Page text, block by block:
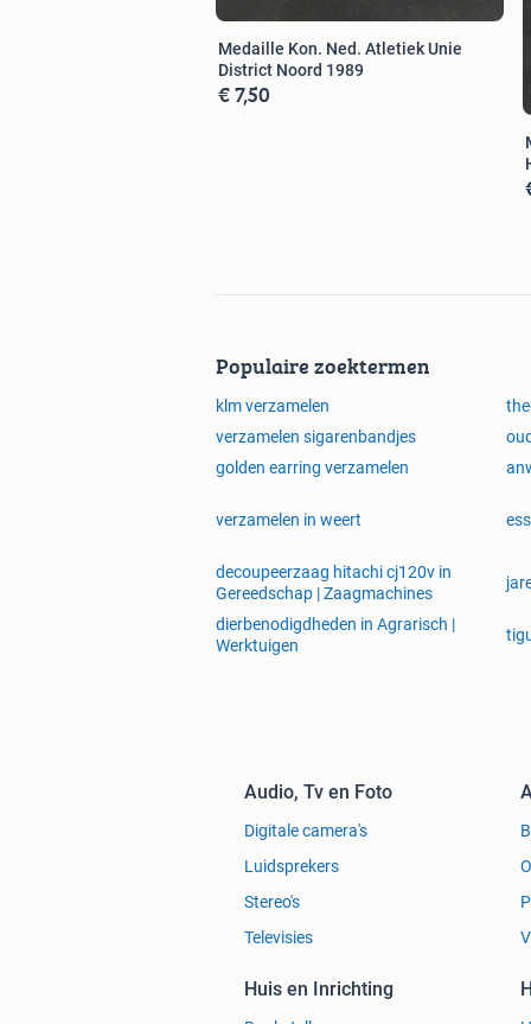
Medaille Kon. Ned. Atletiek Unie
District Noord 1989
€ 7,50
Populaire zoektermen
klm verzamelen
verzamelen sigarenbandjes
golden earring verzamelen
verzamelen in weert
decoupeerzaag hitachi cj120v in
Gereedschap | Zaagmachines
dierbenodigdheden in Agrarisch |
Werktuigen
Audio, Tv en Foto
Digitale camera's
Luidsprekers
Stereo's
Televisies
Huis en Inrichting